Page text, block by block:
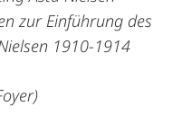
zur Einführung des
1910-1914